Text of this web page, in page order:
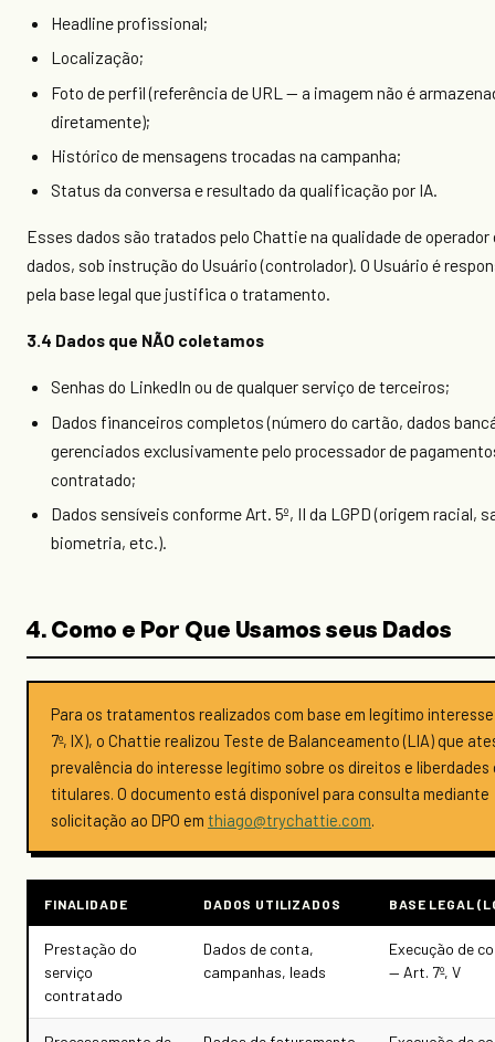
Headline profissional;
Localização;
Foto de perfil (referência de URL — a imagem não é
diretamente);
Histórico de mensagens trocadas na campanha;
Status da conversa e resultado da qualificação por IA.
Esses dados são tratados pelo Chattie na qualidade de operador
dados, sob instrução do Usuário (controlador). O Usuário é
pela base legal que justifica o tratamento.
3.4 Dados que NÃO coletamos
Senhas do LinkedIn ou de qualquer serviço de terceiros;
Dados financeiros completos (número do cartão, dados
gerenciados exclusivamente pelo processador de
contratado;
Dados sensíveis conforme Art. 5º, II da LGPD (origem racial,
biometria, etc.).
4. Como e Por Que Usamos seus Dados
Para os tratamentos realizados com base em legítimo
7º, IX), o Chattie realizou Teste de Balanceamento (LIA) que
prevalência do interesse legítimo sobre os direitos e liberdades
titulares. O documento está disponível para consulta mediante
solicitação ao DPO em thiago@trychattie.com.
FINALIDADE DADOS UTILIZADOS BASE LEGAL
Prestação do
serviço
contratado
Dados de conta,
campanhas, leads
Execução de
— Art. 7º, V